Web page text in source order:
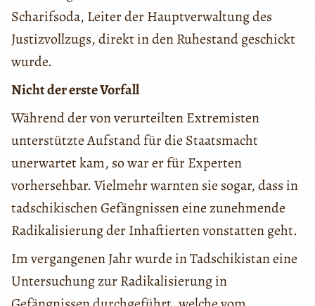
Scharifsoda, Leiter der Hauptverwaltung des
Justizvollzugs, direkt in den Ruhestand geschickt
wurde.
Nicht der erste Vorfall
Während der von verurteilten Extremisten
unterstützte Aufstand für die Staatsmacht
unerwartet kam, so war er für Experten
vorhersehbar. Vielmehr warnten sie sogar, dass in
tadschikischen Gefängnissen eine zunehmende
Radikalisierung der Inhaftierten vonstatten geht.
Im vergangenen Jahr wurde in Tadschikistan eine
Untersuchung zur Radikalisierung in